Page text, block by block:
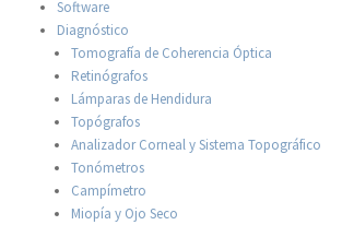
Software
Diagnóstico
Tomografía de Coherencia Óptica
Retinógrafos
Lámparas de Hendidura
Topógrafos
Analizador Corneal y Sistema Topográfico
Tonómetros
Campímetro
Miopía y Ojo Seco